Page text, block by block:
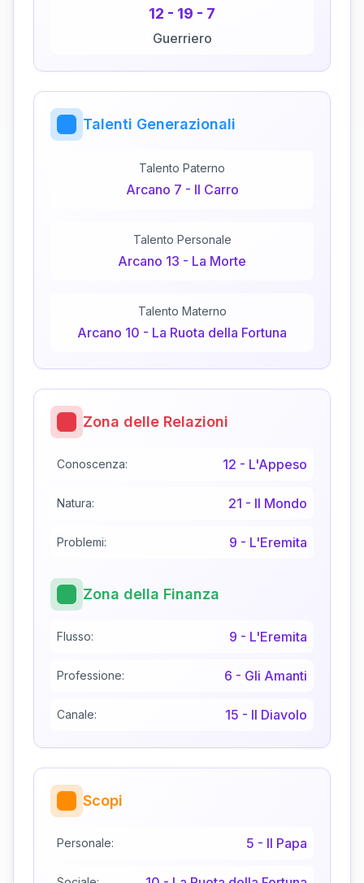
12 - 19 - 7
Guerriero
Talenti Generazionali
Talento Paterno
Arcano 7 - Il Carro
Talento Personale
Arcano 13 - La Morte
Talento Materno
Arcano 10 - La Ruota della Fortuna
Zona delle Relazioni
Conoscenza: 12 - L'Appeso
Natura: 21 - Il Mondo
Problemi: 9 - L'Eremita
Zona della Finanza
Flusso: 9 - L'Eremita
Professione: 6 - Gli Amanti
Canale: 15 - Il Diavolo
Scopi
Personale: 5 - Il Papa